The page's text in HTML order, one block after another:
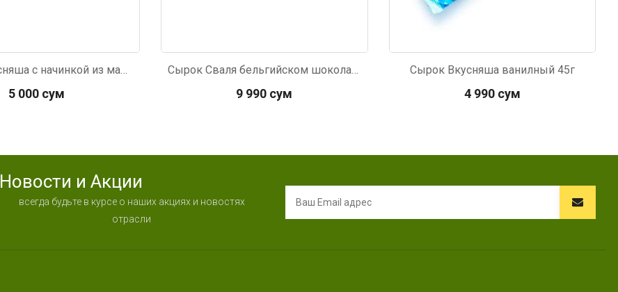
Сырок Вкусняша с начинкой из малины 45г
5 000 сум
Сырок Сваля бельгийском шоколаде с маком 40г
9 990 сум
Сырок Вкусняша ванилный 45г
4 990 сум
Новости и Акции
всегда будьте в курсе о наших акциях и новостях
отрасли